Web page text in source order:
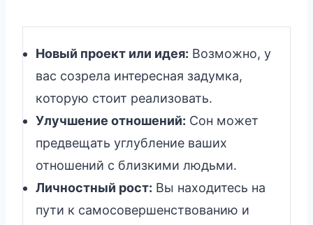
Новый проект или идея: Возможно, у
вас созрела интересная задумка,
которую стоит реализовать.
Улучшение отношений: Сон может
предвещать углубление ваших
отношений с близкими людьми.
Личностный рост: Вы находитесь на
пути к самосовершенствованию и